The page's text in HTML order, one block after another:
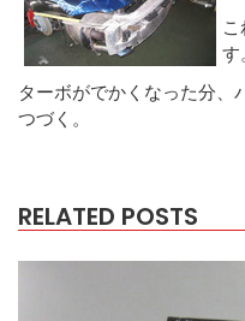
す
ターボがでかくなった分、
つづく。
RELATED POSTS